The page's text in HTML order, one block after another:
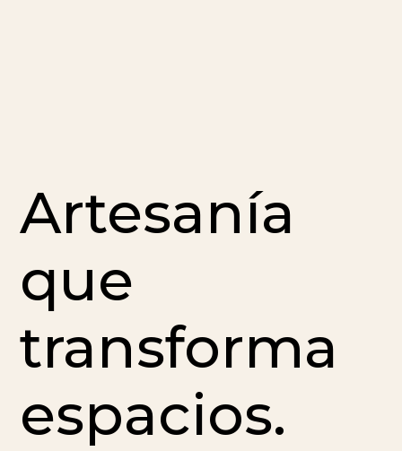
Artesanía
que
transforma
espacios.